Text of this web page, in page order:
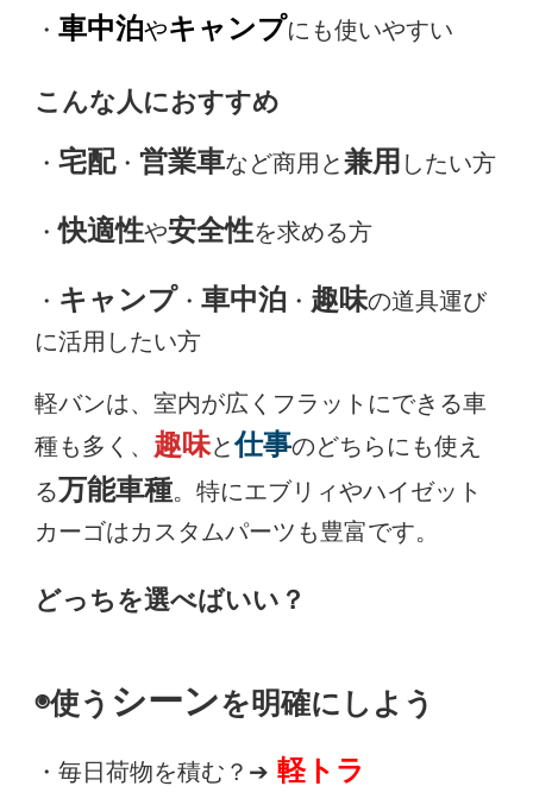
・ 車中泊やキャンプにも使いやすい
こんな人におすすめ
・ 宅配・ 営業車など商用と兼用 したい方
・快適性や安全性を求める方
・ キャンプ ・ 車中泊 ・ 趣味の道具運び
に活用したい方
軽バンは、室内が広くフラットにできる車
種も多く、 趣味と仕事のどちらにも使え
る万能車種。特にエブリィやハイゼット
カーゴはカスタムパーツも豊富です。
どっちを選べばいい？
◉使う シーンを明確にしよう
・毎日荷物を積む？➔ 軽トラ